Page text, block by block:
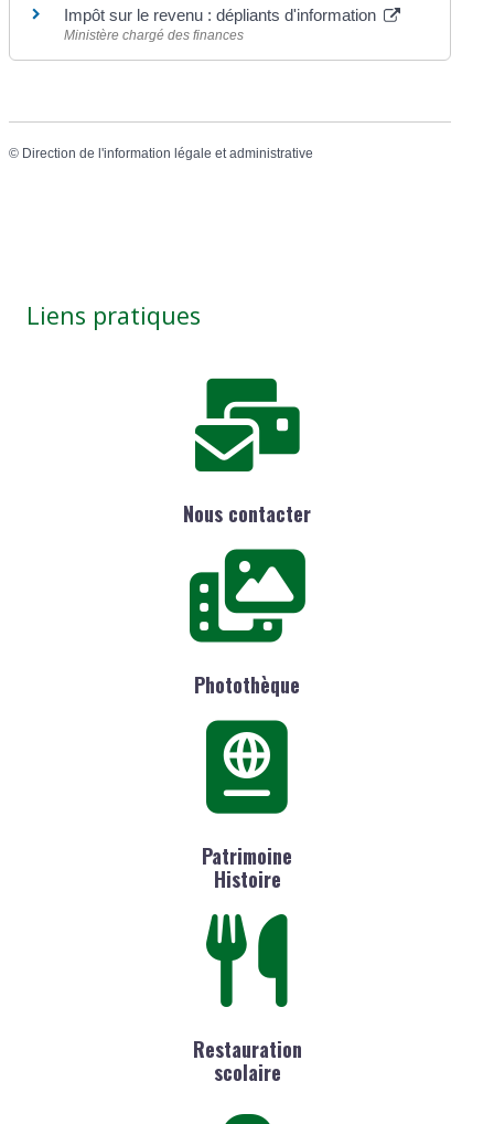
Impôt sur le revenu : dépliants d'information
Ministère chargé des finances
© Direction de l'information légale et administrative
Liens pratiques
Nous contacter
Photothèque
Patrimoine
Histoire
Restauration
scolaire